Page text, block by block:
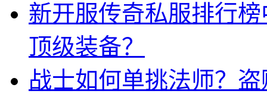
新开服传奇私服排行
顶级装备？
战士如何单挑法师？